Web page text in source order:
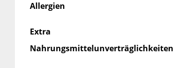
Allergien
Extra
Nahrungsmittelunverträglichkeiten